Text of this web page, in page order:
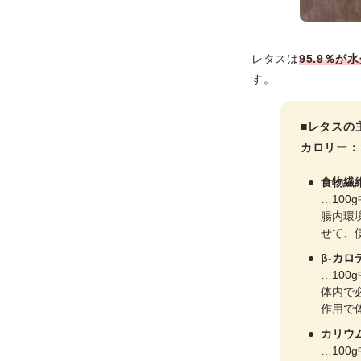
レタスは95.9％が
す。
■レタスの
カロリー
食物繊
腸内環
せて、
β-カロ
体内で
作用で
カリウ